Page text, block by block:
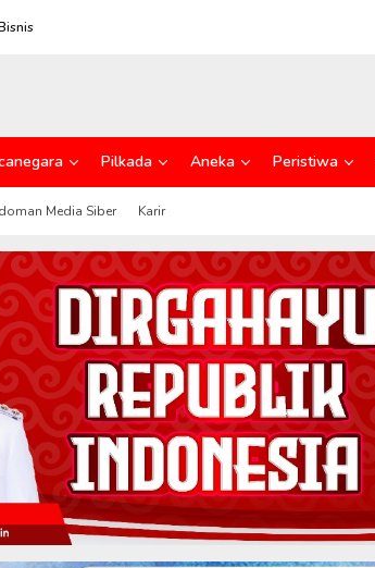
Pilkada Aneka Peristiwa
Media Siber Karir